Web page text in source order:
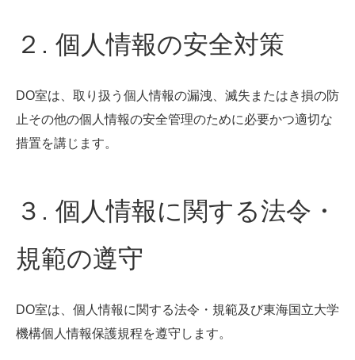
２. 個人情報の安全対策
DO室は、取り扱う個人情報の漏洩、滅失またはき損の防
止その他の個人情報の安全管理のために必要かつ適切な
措置を講じます。
３. 個人情報に関する法令・
規範の遵守
DO室は、個人情報に関する法令・規範及び東海国立大学
機構個人情報保護規程を遵守します。